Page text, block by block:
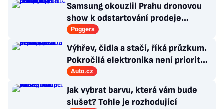
Samsung okouzlil Prahu dronovou
show k odstartování prodeje
nových produktů
Poggers
Výhřev, čidla a stačí, říká průzkum.
Pokročilá elektronika není prioritou
zákazníků
Auto.cz
Jak vybrat barvu, která vám bude
slušet? Tohle je rozhodující